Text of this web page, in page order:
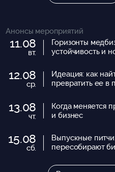
Анонсы мероприятий
11.08
вт.
Горизонты
устойчивость и
12.08
ср.
Идеация: как
превратить ее в
13.08
чт.
Когда меняется
и бизнес
15.08
сб.
Выпускные
пересобирают